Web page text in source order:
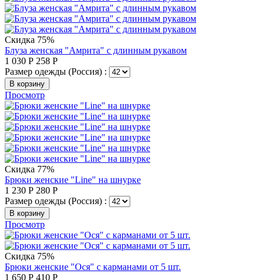
Скидка 75%
Блуза женская "Амрита" с длинным рукавом
1 030 Р 258 Р
Размер одежды (Россия) :
В корзину
Просмотр
Скидка 77%
Брюки женские "Line" на шнурке
1 230 Р 280 Р
Размер одежды (Россия) :
В корзину
Просмотр
Скидка 75%
Брюки женские "Ося" с карманами от 5 шт.
1 650 Р 410 Р